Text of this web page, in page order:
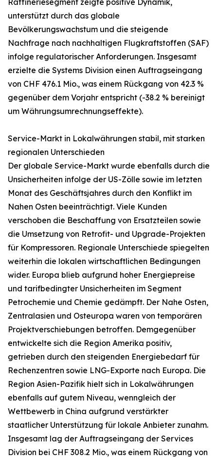
Raffineriesegment zeigte positive Dynamik,
unterstützt durch das globale
Bevölkerungswachstum und die steigende
Nachfrage nach nachhaltigen Flugkraftstoffen (SAF)
infolge regulatorischer Anforderungen. Insgesamt
erzielte die Systems Division einen Auftragseingang
von CHF 476.1 Mio., was einem Rückgang von 42.3 %
gegenüber dem Vorjahr entspricht (-38.2 % bereinigt
um Währungsumrechnungseffekte).
Service-Markt in Lokalwährungen stabil, mit starken
regionalen Unterschieden
Der globale Service-Markt wurde ebenfalls durch die
Unsicherheiten infolge der US-Zölle sowie im letzten
Monat des Geschäftsjahres durch den Konflikt im
Nahen Osten beeinträchtigt. Viele Kunden
verschoben die Beschaffung von Ersatzteilen sowie
die Umsetzung von Retrofit- und Upgrade-Projekten
für Kompressoren. Regionale Unterschiede spiegelten
weiterhin die lokalen wirtschaftlichen Bedingungen
wider. Europa blieb aufgrund hoher Energiepreise
und tarifbedingter Unsicherheiten im Segment
Petrochemie und Chemie gedämpft. Der Nahe Osten,
Zentralasien und Osteuropa waren von temporären
Projektverschiebungen betroffen. Demgegenüber
entwickelte sich die Region Amerika positiv,
getrieben durch den steigenden Energiebedarf für
Rechenzentren sowie LNG-Exporte nach Europa. Die
Region Asien-Pazifik hielt sich in Lokalwährungen
ebenfalls auf gutem Niveau, wenngleich der
Wettbewerb in China aufgrund verstärkter
staatlicher Unterstützung für lokale Anbieter zunahm.
Insgesamt lag der Auftragseingang der Services
Division bei CHF 308.2 Mio., was einem Rückgang von